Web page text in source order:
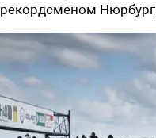
рекордсменом